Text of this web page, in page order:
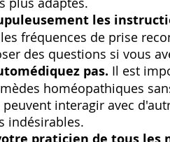
les
fréquences de prise
des questions si vous
pas. Il est
homéopathiques
peuvent interagir avec
indésirables.